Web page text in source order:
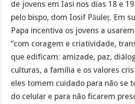
de jovens em Iasi nos dias 18 e
pelo bispo, dom Iosif Păuleț. Em
Papa incentiva os jovens a
“com coragem e criatividade,
que edificam: amizade, paz,
culturas, a família e os valores
eles tomem cuidado para não se
do celular e para não ficarem